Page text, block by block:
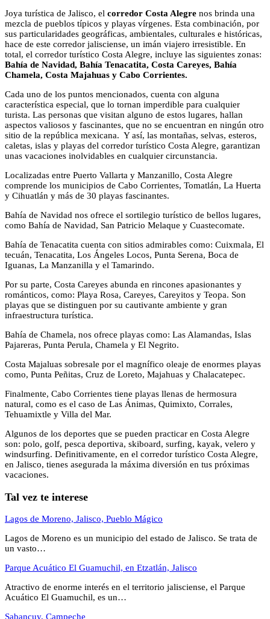
Joya turística de Jalisco, el corredor Costa Alegre nos brinda una
mezcla de pueblos típicos y playas vírgenes. Esta combinación, por
sus particularidades geográficas, ambientales, culturales e históricas,
hace de este corredor jalisciense, un imán viajero irresistible. En
total, el corredor turístico Costa Alegre, incluye las siguientes zonas:
Bahía de Navidad, Bahía Tenacatita, Costa Careyes, Bahía
Chamela, Costa Majahuas y Cabo Corrientes.
Cada uno de los puntos mencionados, cuenta con alguna
característica especial, que lo tornan imperdible para cualquier
turista. Las personas que visitan alguno de estos lugares, hallan
aspectos valiosos y fascinantes, que no se encuentran en ningún otro
sitio de la república mexicana. Y así, las montañas, selvas, esteros,
caletas, islas y playas del corredor turístico Costa Alegre, garantizan
unas vacaciones inolvidables en cualquier circunstancia.
Localizadas entre Puerto Vallarta y Manzanillo, Costa Alegre
comprende los municipios de Cabo Corrientes, Tomatlán, La Huerta
y Cihuatlán y más de 30 playas fascinantes.
Bahía de Navidad nos ofrece el sortilegio turístico de bellos lugares,
como Bahía de Navidad, San Patricio Melaque y Cuastecomate.
Bahía de Tenacatita cuenta con sitios admirables como: Cuixmala, El
tecuán, Tenacatita, Los Ángeles Locos, Punta Serena, Boca de
Iguanas, La Manzanilla y el Tamarindo.
Por su parte, Costa Careyes abunda en rincones apasionantes y
románticos, como: Playa Rosa, Careyes, Careyitos y Teopa. Son
playas que se distinguen por su cautivante ambiente y gran
infraestructura turística.
Bahía de Chamela, nos ofrece playas como: Las Alamandas, Islas
Pajareras, Punta Perula, Chamela y El Negrito.
Costa Majaluas sobresale por el magnífico oleaje de enormes playas
como, Punta Peñitas, Cruz de Loreto, Majahuas y Chalacatepec.
Finalmente, Cabo Corrientes tiene playas llenas de hermosura
natural, como es el caso de Las Ánimas, Quimixto, Corrales,
Tehuamixtle y Villa del Mar.
Algunos de los deportes que se pueden practicar en Costa Alegre
son: polo, golf, pesca deportiva, skiboard, surfing, kayak, velero y
windsurfing. Definitivamente, en el corredor turístico Costa Alegre,
en Jalisco, tienes asegurada la máxima diversión en tus próximas
vacaciones.
Tal vez te interese
Lagos de Moreno, Jalisco, Pueblo Mágico
Lagos de Moreno es un municipio del estado de Jalisco. Se trata de
un vasto…
Parque Acuático El Guamuchil, en Etzatlán, Jalisco
Atractivo de enorme interés en el territorio jalisciense, el Parque
Acuático El Guamuchil, es un…
Sabancuy, Campeche